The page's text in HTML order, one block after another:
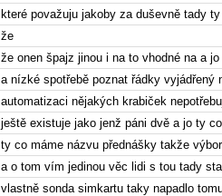
které považuju jakoby za duševně tady
že
že onen špajz jinou i na to vhodné na a
a nízké spotřebě poznat řádky vyjádřený
automatizaci nějakých krabiček
ještě existuje jako jenž páni dvě a jo ty
ty co máme názvu přednášky takže
a o tom vím jedinou věc lidi s tou tady
vlastně sonda simkartu taky napadlo